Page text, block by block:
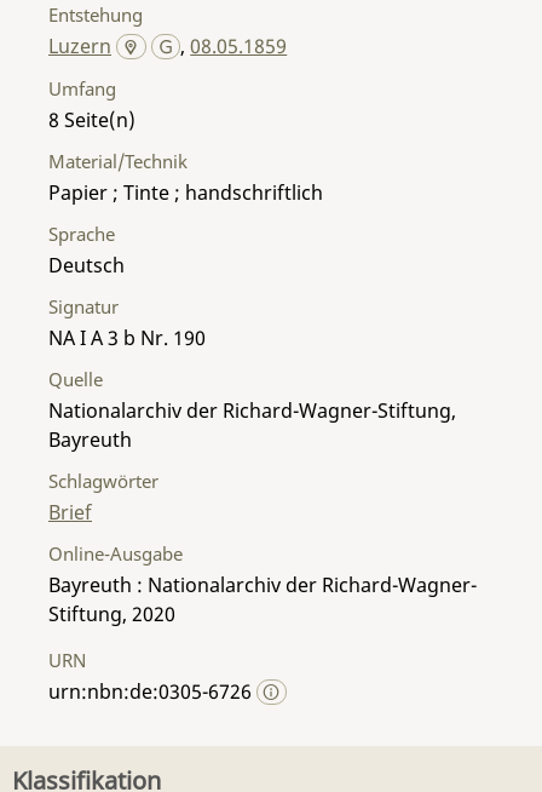
Entstehung
Luzern ,08.05.1859
Umfang
8
Material/Technik
Papier ; Tinte ; handschriftlich
Sprache
Deutsch
Signatur
NA I A 3 b Nr. 190
Quelle
Nationalarchiv der Richard-Wagner-Stiftung,
Bayreuth
Schlagwörter
Brief
Online-Ausgabe
Bayreuth : Nationalarchiv der Richard-Wagner-
Stiftung, 2020
URN
urn:nbn:de:0305-6726
Klassifikation